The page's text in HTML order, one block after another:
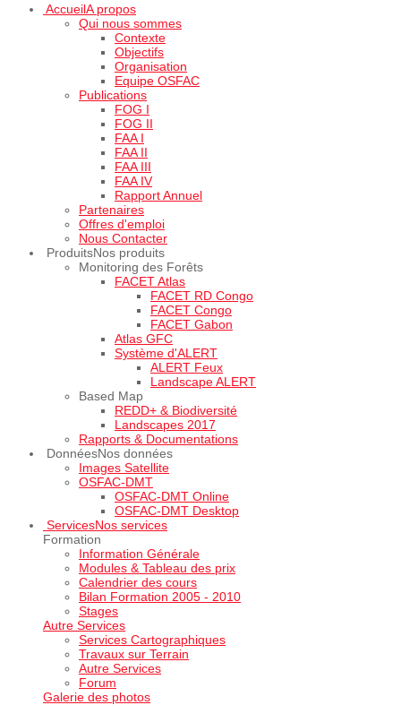
AccueilA propos
Qui nous sommes
Contexte
Objectifs
Organisation
Equipe OSFAC
Publications
FOG I
FOG II
FAA I
FAA II
FAA III
FAA IV
Rapport Annuel
Partenaires
Offres d'emploi
Nous Contacter
ProduitsNos produits
Monitoring des Forêts
FACET Atlas
FACET RD Congo
FACET Congo
FACET Gabon
Atlas GFC
Système d'ALERT
ALERT Feux
Landscape ALERT
Based Map
REDD+ & Biodiversité
Landscapes 2017
Rapports & Documentations
DonnéesNos données
Images Satellite
OSFAC-DMT
OSFAC-DMT Online
OSFAC-DMT Desktop
ServicesNos services
Formation
Information Générale
Modules & Tableau des prix
Calendrier des cours
Bilan Formation 2005 - 2010
Stages
Autre Services
Services Cartographiques
Travaux sur Terrain
Autre Services
Forum
Galerie des photos